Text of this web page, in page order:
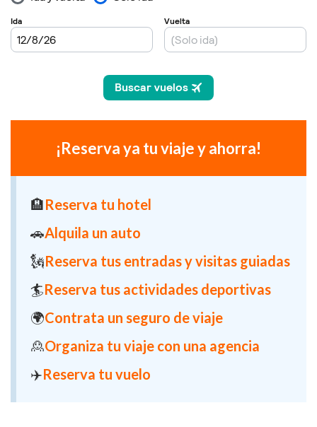
¡Reserva ya tu viaje y ahorra!
🏨Reserva tu hotel
🚗Alquila un auto
🗽Reserva tus entradas y visitas guiadas
🏄Reserva tus actividades deportivas
🌍Contrata un seguro de viaje
🙎Organiza tu viaje con una agencia
✈️Reserva tu vuelo